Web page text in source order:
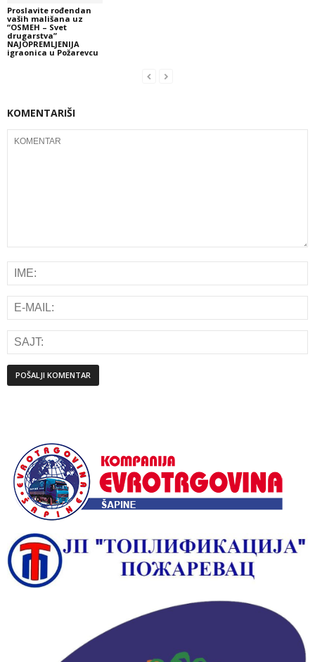
Proslavite rođendan
vaših mališana uz
“OSMEH – Svet
drugarstva”
NAJOPREMLJENIJA
igraonica u Požarevcu
KOMENTARIŠI